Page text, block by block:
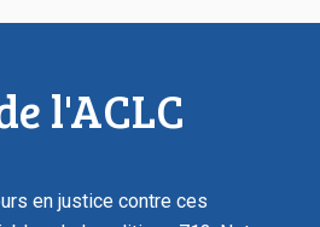
l'ACLC
en justice contre ces